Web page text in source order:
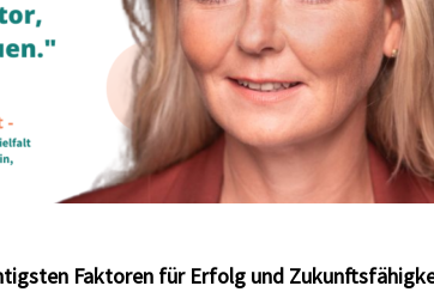
Faktoren für Erfolg und